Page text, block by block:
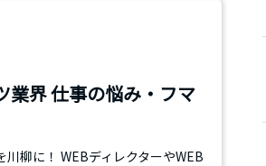
業界 仕事の悩み・フマ
柳に！ WEBディレクターやWEB